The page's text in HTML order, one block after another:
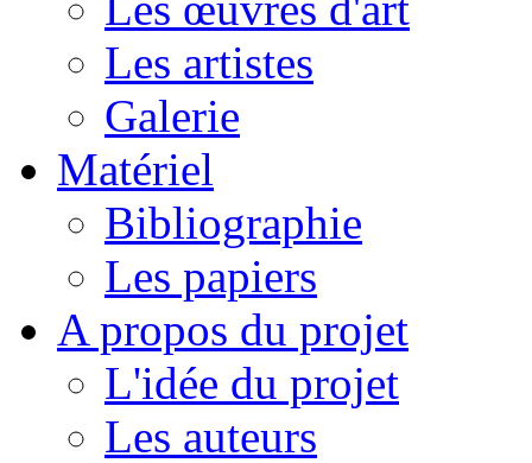
Les artistes
Galerie
Matériel
Bibliographie
Les papiers
A propos du projet
L'idée du projet
Les auteurs